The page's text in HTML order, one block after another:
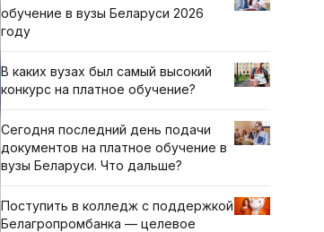
обучение в вузы Беларуси 2026
году
В каких вузах был самый высокий
конкурс на платное обучение?
Сегодня последний день подачи
документов на платное обучение в
вузы Беларуси. Что дальше?
Поступить в колледж с поддержкой
Белагропромбанка — целевое